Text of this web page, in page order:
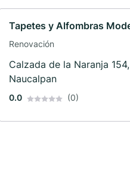
Tapetes y Alfombras
Renovación
Calzada de la Naranja
Naucalpan
0.0 (0)